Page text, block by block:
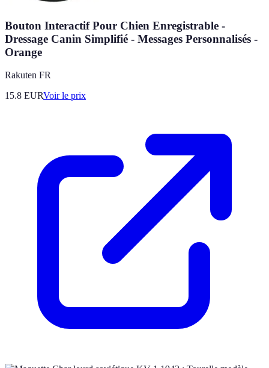
Bouton Interactif Pour Chien Enregistrable -
Dressage Canin Simplifié - Messages Personnalisés -
Orange
Rakuten FR
15.8 EURVoir le prix